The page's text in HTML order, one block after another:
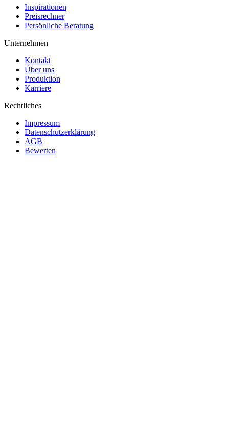
Inspirationen
Preisrechner
Persönliche Beratung
Unternehmen
Kontakt
Über uns
Produktion
Karriere
Rechtliches
Impressum
Datenschutzerklärung
AGB
Bewerten